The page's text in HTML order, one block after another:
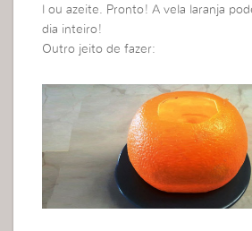
l ou azeite. Pronto! A vela laranja
dia inteiro!
Outro jeito de fazer: